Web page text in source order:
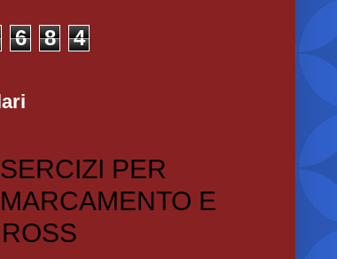
6 8 4
PER
E